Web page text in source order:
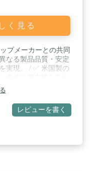
く見る
プメーカーとの共同
なる製品品質・安定
実現。 / ✅ 米国製の
事中にも足の動作を
和感なく、ご使用い
用着圧ソックスで使
れたその技術をふん
品の詳細着圧の確認
レビューを書く